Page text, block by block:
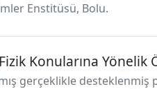
Enstitüsü, Bolu.
Konularına Yönelik
gerçeklikle